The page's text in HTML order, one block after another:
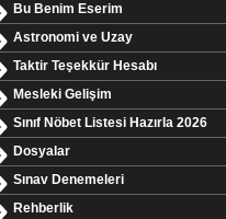
Bu Benim Eserim
Astronomi ve Uzay
Taktir Teşekkür Hesabı
Mesleki Gelişim
Sınıf Nöbet Listesi Hazırla 2026
Dosyalar
Sınav Denemeleri
Rehberlik